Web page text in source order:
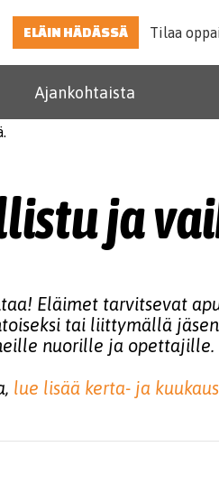
ELÄIN HÄDÄSSÄ Tilaa
Ajankohtaista
ja
Eläimet tarvitsevat
tai liittymällä
nuorille ja opettajille.
lue lisää kerta- ja